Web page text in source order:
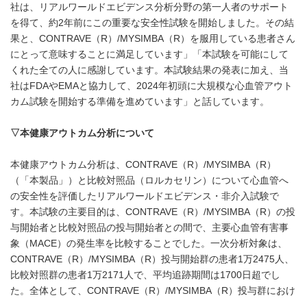
社は、リアルワールドエビデンス分析分野の第一人者のサポート
を得て、約2年前にこの重要な安全性試験を開始しました。その結
果と、CONTRAVE（R）/MYSIMBA（R）を服用している患者さん
にとって意味することに満足しています」「本試験を可能にして
くれた全ての人に感謝しています。本試験結果の発表に加え、当
社はFDAやEMAと協力して、2024年初頭に大規模な心血管アウト
カム試験を開始する準備を進めています」と話しています。
▽本健康アウトカム分析について
本健康アウトカム分析は、CONTRAVE（R）/MYSIMBA（R）
（「本製品」）と比較対照品（ロルカセリン）について心血管へ
の安全性を評価したリアルワールドエビデンス・非介入試験で
す。本試験の主要目的は、CONTRAVE（R）/MYSIMBA（R）の投
与開始者と比較対照品の投与開始者との間で、主要心血管有害事
象（MACE）の発生率を比較することでした。一次分析対象は、
CONTRAVE（R）/MYSIMBA（R）投与開始群の患者1万2475人、
比較対照群の患者1万2171人で、平均追跡期間は1700日超でし
た。全体として、CONTRAVE（R）/MYSIMBA（R）投与群におけ